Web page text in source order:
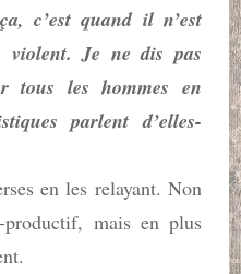
c’est quand il n’est
violent. Je ne dis pas
tous les hommes en
parlent d’elles-
en les relayant. Non
productif, mais en plus